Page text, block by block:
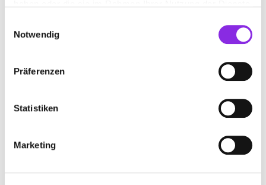
Notwendig
Präferenzen
Statistiken
Marketing